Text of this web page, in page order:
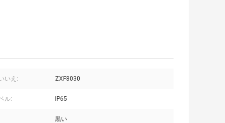
いえ: ZXF8030
ル: IP65
黒い